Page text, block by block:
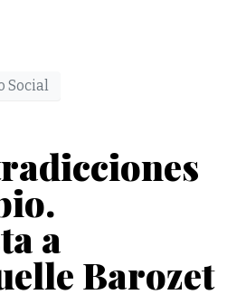
Social
a
Barozet